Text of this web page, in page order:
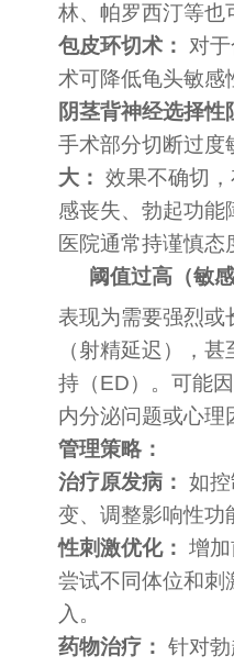
林、帕罗西汀等也
包皮环切术： 对
术可降低龟头敏感
阴茎背神经选择性
手术部分切断过度
大： 效果不确切
感丧失、勃起功能
医院通常持谨慎态
阈值过高（敏
表现为需要强烈或
（射精延迟），
持（ED）。可能
内分泌问题或心理
管理策略：
治疗原发病： 如
变、调整影响性功
性刺激优化： 增加
尝试不同体位和刺
入。
药物治疗： 针对